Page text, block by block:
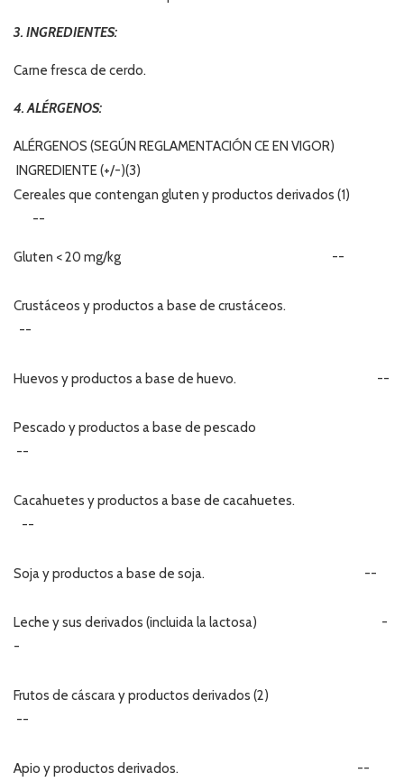
3. INGREDIENTES:
Carne fresca de cerdo.
4. ALÉRGENOS:
ALÉRGENOS (SEGÚN REGLAMENTACIÓN CE EN VIGOR)
INGREDIENTE (+/-)(3)
Cereales que contengan gluten y productos derivados (1)
--
Gluten < 20 mg/kg --
Crustáceos y productos a base de crustáceos.
--
Huevos y productos a base de huevo. --
Pescado y productos a base de pescado
--
Cacahuetes y productos a base de cacahuetes.
--
Soja y productos a base de soja. --
Leche y sus derivados (incluida la lactosa) -
-
Frutos de cáscara y productos derivados (2)
--
Apio y productos derivados. --